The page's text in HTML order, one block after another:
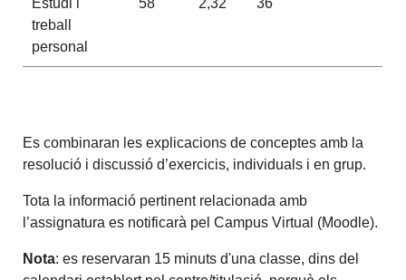
treball
personal
Es combinaran les explicacions de conceptes amb la
resolució i discussió d’exercicis, individuals i en grup.
Tota la informació pertinent relacionada amb
l’assignatura es notificarà pel Campus Virtual (Moodle).
Nota: es reservaran 15 minuts d'una classe, dins del